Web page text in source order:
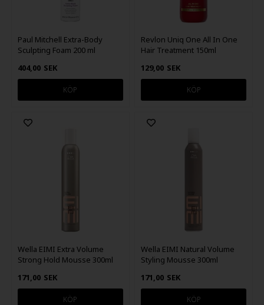
Paul Mitchell Extra-Body
Sculpting Foam 200 ml
404,00 SEK
Revlon Uniq One All In One
Hair Treatment 150ml
129,00 SEK
Wella EIMI Extra Volume
Strong Hold Mousse 300ml
171,00 SEK
Wella EIMI Natural Volume
Styling Mousse 300ml
171,00 SEK